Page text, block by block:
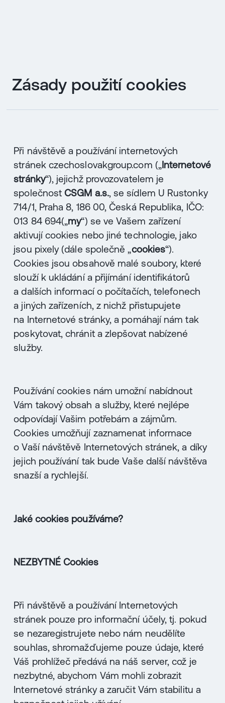
Zásady použití cookies
Při návštěvě a používání internetových
stránek czechoslovakgroup.com („Internetové
stránky“), jejichž provozovatelem je
společnostCSGM a.s., se sídlem U Rustonky
714/1, Praha 8, 186 00, Česká Republika, IČO:
013 84 694(„my“) se ve Vašem zařízení
aktivují cookies nebo jiné technologie, jako
jsou pixely (dále společně „cookies“).
Cookies jsou obsahově malé soubory, které
slouží k ukládání a přijímání identifikátorů
a dalších informací o počítačích, telefonech
a jiných zařízeních, z nichž přistupujete
na Internetové stránky, a pomáhají nám tak
poskytovat, chránit a zlepšovat nabízené
služby.
Používání cookies nám umožní nabídnout
Vám takový obsah a služby, které nejlépe
odpovídají Vašim potřebám a zájmům.
Cookies umožňují zaznamenat informace
o Vaší návštěvě Internetových stránek, a díky
jejich používání tak bude Vaše další návštěva
snazší a rychlejší.
Jaké cookies používáme?
NEZBYTNÉ Cookies
Při návštěvě a používání Internetových
stránek pouze pro informační účely, tj. pokud
se nezaregistrujete nebo nám neudělíte
souhlas, shromažďujeme pouze údaje, které
Váš prohlížeč předává na náš server, což je
nezbytné, abychom Vám mohli zobrazit
Internetové stránky a zaručit Vám stabilitu a